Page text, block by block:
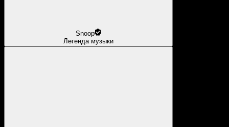
Snoop
Легенда музыки